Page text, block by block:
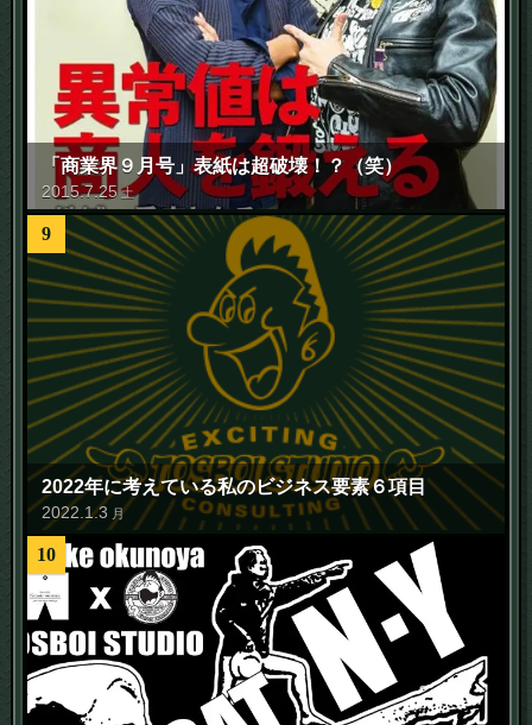
「商業界９月号」表紙は超破壊！？（笑）
2015.7.25 土
9
2022年に考えている私のビジネス要素６項目
2022 1.3 月
10